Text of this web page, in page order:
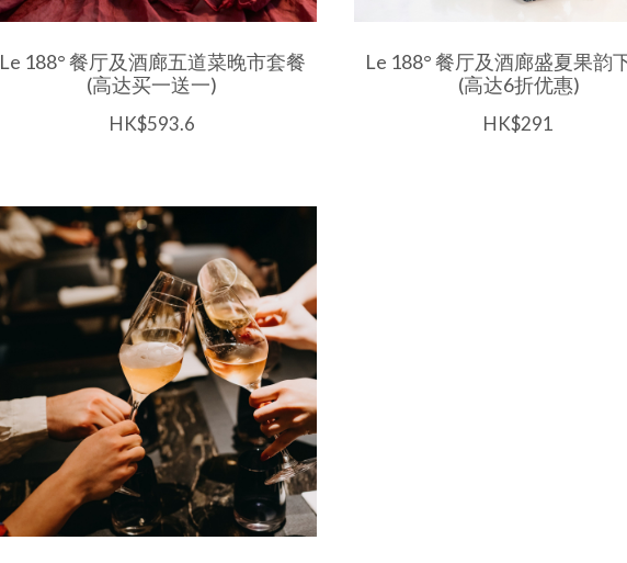
Le 188° 餐厅及酒廊五道菜晚市套餐
(高达买一送一)
HK$593.6
Le 188° 餐厅及酒廊盛夏果韵
(高达6折优惠)
HK$291